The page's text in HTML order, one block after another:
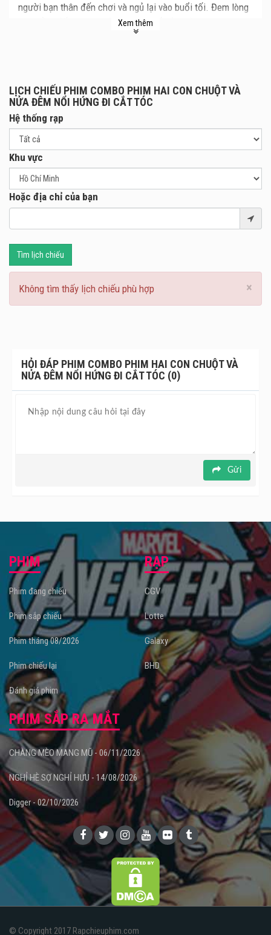
người bạn thân đến chơi và ngủ lại vào buổi tối. Đem lòng
yêu thầm đối phương từ lâu, anh biết rằng đây chính là
đêm cuối cùng cả hai còn được ở gần nhau, bởi ngay ngày
bạn thân tình cờ gặp lại nhau: một anh thợ cắt tóc đơn độc
và một chàng trai đào hoa vừa mới thất tình. Cuộc trò
chuyện thâu đêm của họ đã vô tình khơi dậy những cảm
xúc dồn nén mà cả hai vẫn luôn tìm cách né tránh.
Xem thêm
LỊCH CHIẾU PHIM COMBO PHIM HAI CON CHUỘT VÀ
NỬA ĐÊM NỔI HỨNG ĐI CẮT TÓC
Hệ thống rạp
Khu vực
Hoặc địa chỉ của bạn
Tìm lịch chiếu
×
Không tìm thấy lịch chiếu phù hợp
HỎI ĐÁP PHIM COMBO PHIM HAI CON CHUỘT VÀ
NỬA ĐÊM NỔI HỨNG ĐI CẮT TÓC (0)
Gửi
PHIM
Phim đang chiếu
Phim sắp chiếu
Phim tháng 08/2026
Phim chiếu lại
Đánh giá phim
RẠP
CGV
Lotte
Galaxy
BHD
PHIM SẮP RA MẮT
CHÀNG MÈO MANG MŨ - 06/11/2026
NGHỈ HÈ SỢ NGHỈ HƯU - 14/08/2026
Digger - 02/10/2026
© Copyright 2017 Rapchieuphim.com